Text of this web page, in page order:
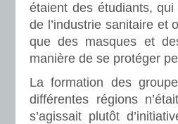
étaient des étudiants,
de l’industrie sanitaire et
que des masques et
manière de se protéger
La formation des
différentes régions
s’agissait plutôt